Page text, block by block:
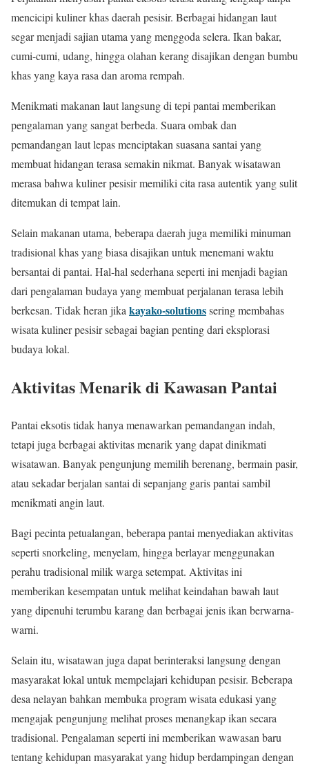
mencicipi kuliner khas daerah pesisir. Berbagai hidangan laut
segar menjadi sajian utama yang menggoda selera. Ikan bakar,
cumi-cumi, udang, hingga olahan kerang disajikan dengan bumbu
khas yang kaya rasa dan aroma rempah.
Menikmati makanan laut langsung di tepi pantai memberikan
pengalaman yang sangat berbeda. Suara ombak dan
pemandangan laut lepas menciptakan suasana santai yang
membuat hidangan terasa semakin nikmat. Banyak wisatawan
merasa bahwa kuliner pesisir memiliki cita rasa autentik yang sulit
ditemukan di tempat lain.
Selain makanan utama, beberapa daerah juga memiliki minuman
tradisional khas yang biasa disajikan untuk menemani waktu
bersantai di pantai. Hal-hal sederhana seperti ini menjadi bagian
dari pengalaman budaya yang membuat perjalanan terasa lebih
berkesan. Tidak heran jikakayako-solutionssering membahas
wisata kuliner pesisir sebagai bagian penting dari eksplorasi
budaya lokal.
Aktivitas Menarik di Kawasan Pantai
Pantai eksotis tidak hanya menawarkan pemandangan indah,
tetapi juga berbagai aktivitas menarik yang dapat dinikmati
wisatawan. Banyak pengunjung memilih berenang, bermain pasir,
atau sekadar berjalan santai di sepanjang garis pantai sambil
menikmati angin laut.
Bagi pecinta petualangan, beberapa pantai menyediakan aktivitas
seperti snorkeling, menyelam, hingga berlayar menggunakan
perahu tradisional milik warga setempat. Aktivitas ini
memberikan kesempatan untuk melihat keindahan bawah laut
yang dipenuhi terumbu karang dan berbagai jenis ikan berwarna-
warni.
Selain itu, wisatawan juga dapat berinteraksi langsung dengan
masyarakat lokal untuk mempelajari kehidupan pesisir. Beberapa
desa nelayan bahkan membuka program wisata edukasi yang
mengajak pengunjung melihat proses menangkap ikan secara
tradisional. Pengalaman seperti ini memberikan wawasan baru
tentang kehidupan masyarakat yang hidup berdampingan dengan